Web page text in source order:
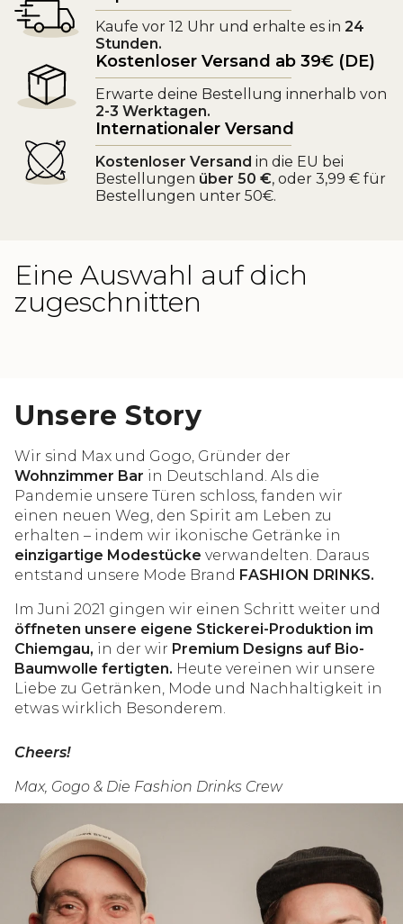
Kaufe vor 12 Uhr und erhalte es in 24
Stunden.
Kostenloser Versand ab 39€ (DE)
Erwarte deine Bestellung innerhalb von
2-3 Werktagen.
Internationaler Versand
Kostenloser Versand in die EU bei
Bestellungen über 50 €, oder 3,99 € für
Bestellungen unter 50€.
Eine Auswahl auf dich
zugeschnitten
Unsere Story
Wir sind Max und Gogo, Gründer der
Wohnzimmer Bar in Deutschland. Als die
Pandemie unsere Türen schloss, fanden wir
einen neuen Weg, den Spirit am Leben zu
erhalten – indem wir ikonische Getränke in
einzigartige Modestücke verwandelten. Daraus
entstand unsere Mode Brand FASHION DRINKS.
Im Juni 2021 gingen wir einen Schritt weiter und
öffneten unsere eigene Stickerei-Produktion im
Chiemgau, in der wir Premium Designs auf Bio-
Baumwolle fertigten. Heute vereinen wir unsere
Liebe zu Getränken, Mode und Nachhaltigkeit in
etwas wirklich Besonderem.
Cheers!
Max, Gogo & Die Fashion Drinks Crew